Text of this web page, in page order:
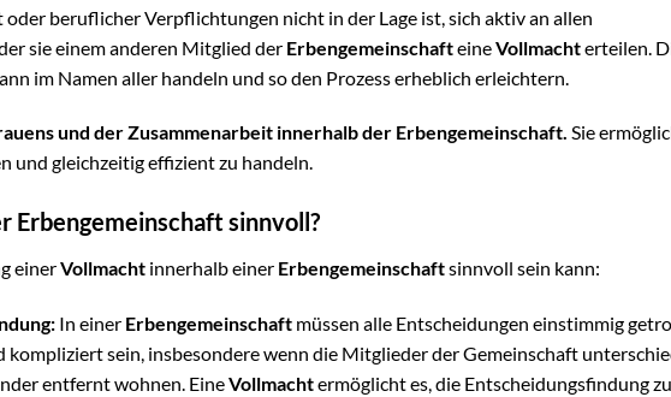
beruflicher Verpflichtungen nicht in der Lage ist, sich aktiv an allen
sie einem anderen Mitglied der ErbengemeinschafteineVollmachterteilen.
im Namen aller handeln und so den Prozess erheblich erleichtern.
und der Zusammenarbeit innerhalb der Erbengemeinschaft. Sie
und gleichzeitig effizient zu handeln.
Erbengemeinschaft sinnvoll?
einerVollmacht innerhalb einer Erbengemeinschaftsinnvoll sein kann:
In einer Erbengemeinschaftmüssen alle Entscheidungen einstimmig
kompliziert sein, insbesondere wenn die Mitglieder der Gemeinschaft
entfernt wohnen. EineVollmachtermöglicht es, die Entscheidungsfindung zu